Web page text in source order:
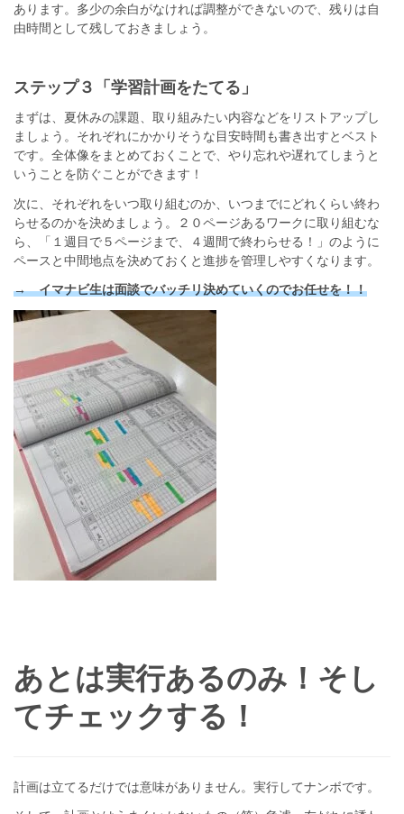
あります。多少の余白がなければ調整ができないので、残りは自
由時間として残しておきましょう。
ステップ３「学習計画をたてる」
まずは、夏休みの課題、取り組みたい内容などをリストアップし
ましょう。それぞれにかかりそうな目安時間も書き出すとベスト
です。全体像をまとめておくことで、やり忘れや遅れてしまうと
いうことを防ぐことができます！
次に、それぞれをいつ取り組むのか、いつまでにどれくらい終わ
らせるのかを決めましょう。２０ページあるワークに取り組むな
ら、「１週目で５ページまで、４週間で終わらせる！」のように
ペースと中間地点を決めておくと進捗を管理しやすくなります。
→ イマナビ生は面談でバッチリ決めていくのでお任せを！！
あとは実行あるのみ！そし
てチェックする！
計画は立てるだけでは意味がありません。実行してナンボです。